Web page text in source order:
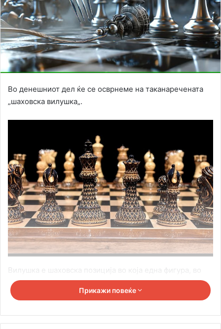
Во денешниот дел ќе се осврнеме на таканаречената
„шаховска вилушка„.
Вилушка е шаховска позиција во која една фигура, во
пракса најчесто скокачот напаѓа две или повеќе
фигури. Инаку, постојат повеќе врсти на вилушката.
Прикажи повеќе